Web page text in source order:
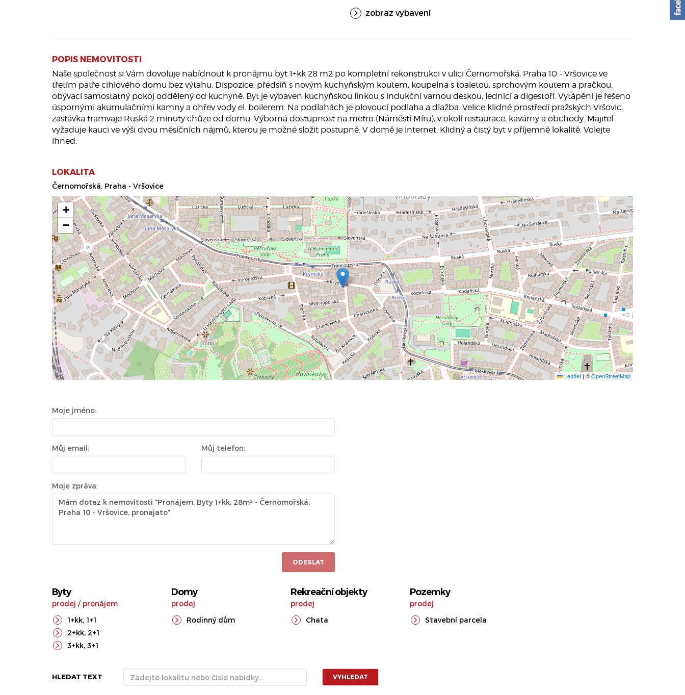
zobraz vybavení
POPIS NEMOVITOSTI
Naše společnost si Vám dovoluje nabídnout k pronájmu byt 1+kk 28 m2 po kompletní rekonstrukci v ulici Černomořská, Praha 10 - Vršovice ve
třetím patře cihlového domu bez výtahu. Dispozice: předsíň s novým kuchyňským koutem, koupelna s toaletou, sprchovým koutem a pračkou,
obývací samostatný pokoj oddělený od kuchyně. Byt je vybaven kuchyňskou linkou s indukční varnou deskou, lednicí a digestoří. Vytápění je řešeno
úspornými akumulačními kamny a ohřev vody el. boilerem. Na podlahách je plovoucí podlaha a dlažba. Velice klidné prostředí pražských Vršovic,
zastávka tramvaje Ruská 2 minuty chůze od domu. Výborná dostupnost na metro (Náměstí Míru), v okolí restaurace, kavárny a obchody. Majitel
vyžaduje kauci ve výši dvou měsíčních nájmů, kterou je možné složit postupně. V domě je internet. Klidný a čistý byt v příjemné lokalitě. Volejte
ihned.
LOKALITA
Černomořská, Praha - Vršovice
+
−
Leaflet | ©OpenStreetMap
Moje jméno:
Můj email: Můj telefon:
Moje zpráva:
ODESLAT
Byty
prodej / pronájem
1+kk, 1+1
2+kk, 2+1
3+kk, 3+1
Domy
prodej
Rodinný dům
Rekreační objekty
prodej
Chata
Pozemky
prodej
Stavební parcela
HLEDAT TEXT VYHLEDAT